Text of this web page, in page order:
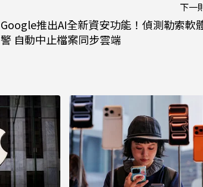
下一
Google推出AI全新資安功能！偵測勒索軟
警 自動中止檔案同步雲端